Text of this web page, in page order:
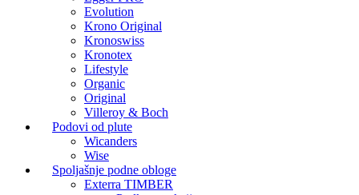
Evolution
Krono Original
Kronoswiss
Kronotex
Lifestyle
Organic
Original
Villeroy & Boch
Podovi od plute
Wicanders
Wise
Spoljašnje podne obloge
Exterra TIMBER